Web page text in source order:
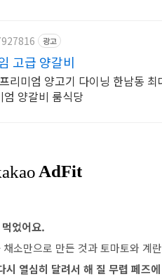
광고
고급 양갈비
리미엄 양고기 다이닝 한남동 최
양갈비 룸식당
었어요.
소만으로 만든 것과 토마토와 계
시 열심히 달려서 해 질 무렵 페즈